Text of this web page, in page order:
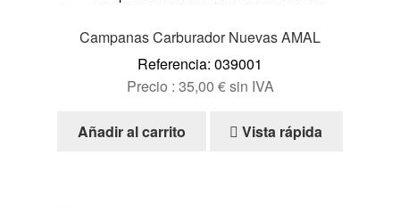
Campanas Carburador Nuevas AMAL
Referencia: 039001
Precio : 35,00 €sin IVA
Añadir al carrito Vista rápida